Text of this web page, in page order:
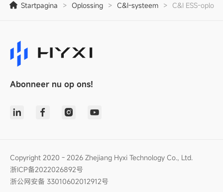
Startpagina > Oplossing > C&I-systeem > C&I ESS-
Abonneer nu op ons!
Copyright 2020 - 2026 Zhejiang Hyxi Technology Co., Ltd.
浙ICP备2022026892号
浙公网安备 33010602012912号